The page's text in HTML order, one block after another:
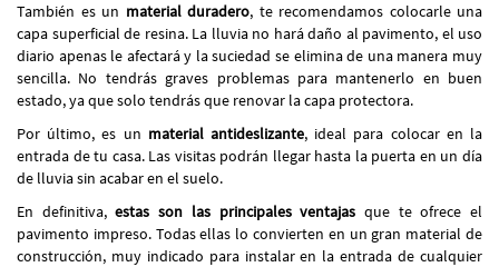
También es un material duradero, te recomendamos colocarle una
capa superficial de resina. La lluvia no hará daño al pavimento, el uso
diario apenas le afectará y la suciedad se elimina de una manera muy
sencilla. No tendrás graves problemas para mantenerlo en buen
estado, ya que solo tendrás que renovar la capa protectora.
Por último, es un material antideslizante, ideal para colocar en la
entrada de tu casa. Las visitas podrán llegar hasta la puerta en un día
de lluvia sin acabar en el suelo.
En definitiva,estas son las principales ventajas que te ofrece el
pavimento impreso. Todas ellas lo convierten en un gran material de
construcción, muy indicado para instalar en la entrada de cualquier